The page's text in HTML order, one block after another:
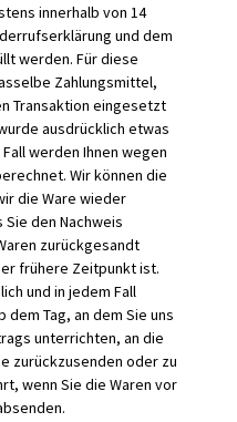
innerhalb von 14
und dem
werden. Für diese
Zahlungsmittel,
Transaktion eingesetzt
ausdrücklich etwas
werden Ihnen wegen
Wir können die
die Ware wieder
den Nachweis
zurückgesandt
frühere Zeitpunkt ist.
und in jedem Fall
dem Tag, an dem Sie uns
unterrichten, an die
zurückzusenden oder zu
wenn Sie die Waren vor